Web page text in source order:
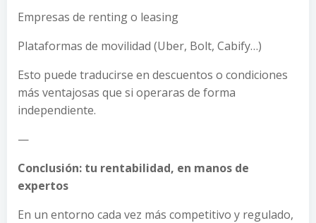
Empresas de renting o leasing
Plataformas de movilidad (Uber, Bolt, Cabify…)
Esto puede traducirse en descuentos o condiciones
más ventajosas que si operaras de forma
independiente.
—
Conclusión: tu rentabilidad, en manos de
expertos
En un entorno cada vez más competitivo y regulado,